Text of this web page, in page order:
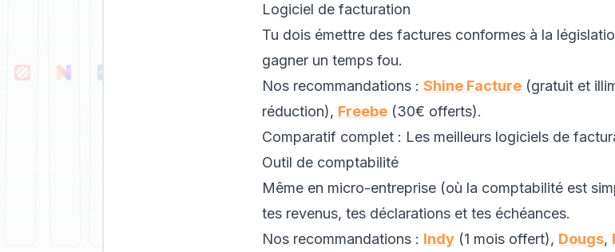
Logiciel de facturation
Tu dois émettre des factures conformes à la
gagner un temps fou.
Nos recommandations : Shine Facture (gratuit et
réduction), Freebe (30€ offerts).
Comparatif complet : Les meilleurs logiciels de
Outil de comptabilité
Même en micro-entreprise (où la comptabilité est
tes revenus, tes déclarations et tes échéances.
Nos recommandations : Indy (1 mois offert), Dougs,